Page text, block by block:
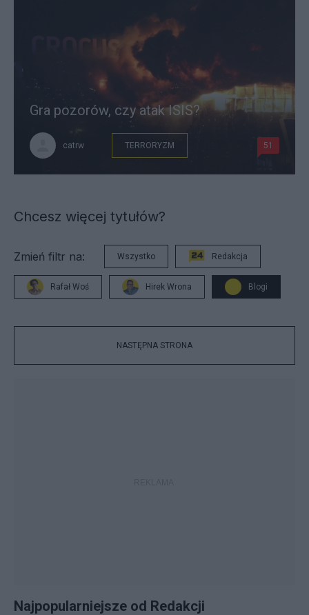
Gra pozorów, czy atak ISIS?
catrw TERRORYZM 51
Chcesz więcej tytułów?
Zmień filtr na: Wszystko Redakcja
Rafał Woś Hirek Wrona Blogi
NASTĘPNA STRONA
Najpopularniejsze od Redakcji